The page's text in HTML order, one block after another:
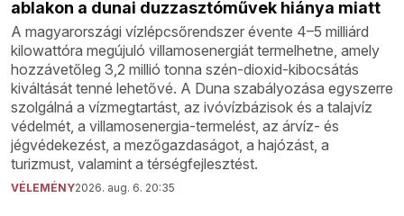
ablakon a dunai duzzasztóművek hiánya miatt
A magyarországi vízlépcsőrendszer évente 4–5 milliárd
kilowattóra megújuló villamosenergiát termelhetne, amely
hozzávetőleg 3,2 millió tonna szén-dioxid-kibocsátás
kiváltását tenné lehetővé. A Duna szabályozása egyszerre
szolgálná a vízmegtartást, az ivóvízbázisok és a talajvíz
védelmét, a villamosenergia-termelést, az árvíz- és
jégvédekezést, a mezőgazdaságot, a hajózást, a
turizmust, valamint a térségfejlesztést.
VÉLEMÉNY2026. aug. 6. 20:35